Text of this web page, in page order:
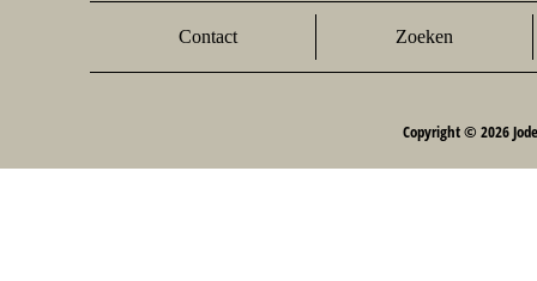
Contact Zoeken
Copyright © 2026